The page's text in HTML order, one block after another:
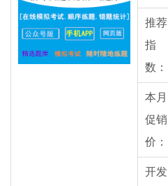
推荐
指
数：
本月
促销
价：
开发